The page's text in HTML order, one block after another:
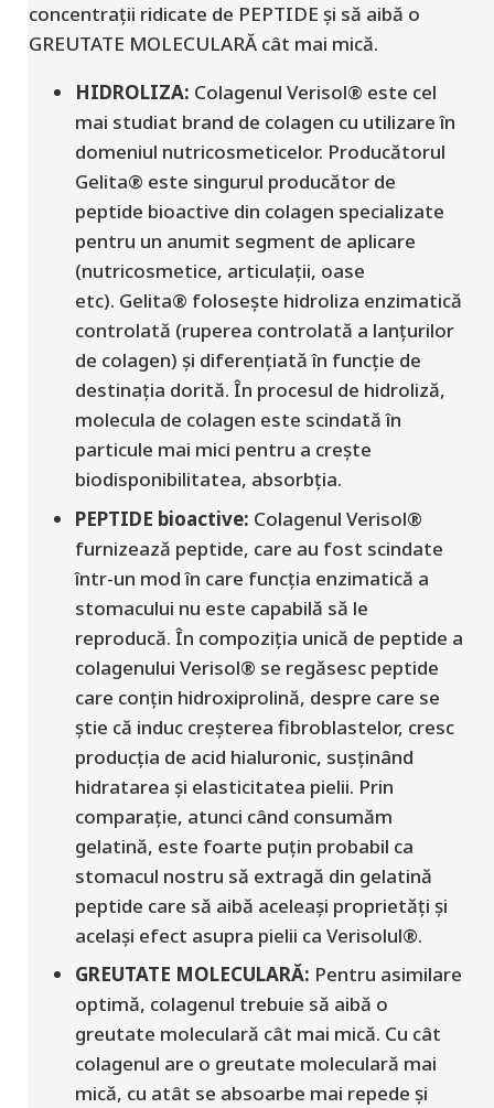
concentrații ridicate de PEPTIDE și să aibă o
GREUTATE MOLECULARĂ cât mai mică.
HIDROLIZA: Colagenul Verisol® este cel
mai studiat brand de colagen cu utilizare în
domeniul nutricosmeticelor. Producătorul
Gelita® este singurul producător de
peptide bioactive din colagen specializate
pentru un anumit segment de aplicare
(nutricosmetice, articulații, oase
etc). Gelita® folosește hidroliza enzimatică
controlată (ruperea controlată a lanțurilor
de colagen) și diferențiată în funcție de
destinația dorită. În procesul de hidroliză,
molecula de colagen este scindată în
particule mai mici pentru a crește
biodisponibilitatea, absorbția.
PEPTIDE bioactive: Colagenul Verisol®
furnizează peptide, care au fost scindate
într-un mod în care funcția enzimatică a
stomacului nu este capabilă să le
reproducă. În compoziția unică de peptide a
colagenului Verisol® se regăsesc peptide
care conțin hidroxiprolină, despre care se
știe că induc creșterea fibroblastelor, cresc
producția de acid hialuronic, susținând
hidratarea și elasticitatea pielii. Prin
comparație, atunci când consumăm
gelatină, este foarte puțin probabil ca
stomacul nostru să extragă din gelatină
peptide care să aibă aceleași proprietăți și
același efect asupra pielii ca Verisolul®.
GREUTATE MOLECULARĂ: Pentru asimilare
optimă, colagenul trebuie să aibă o
greutate moleculară cât mai mică. Cu cât
colagenul are o greutate moleculară mai
mică, cu atât se absoarbe mai repede și